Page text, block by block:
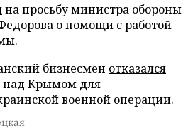
на просьбу министра обороны
о помощи с работой
бизнесмен отказался
над Крымом для
военной операции.